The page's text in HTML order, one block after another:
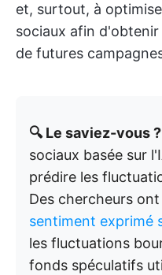
et, surtout, à
sociaux afin
de futures
🔍 Le saviez-vous ?
sociaux basée sur
prédire les
Des chercheurs
sentiment exprimé
les fluctuations
fonds spéculatifs